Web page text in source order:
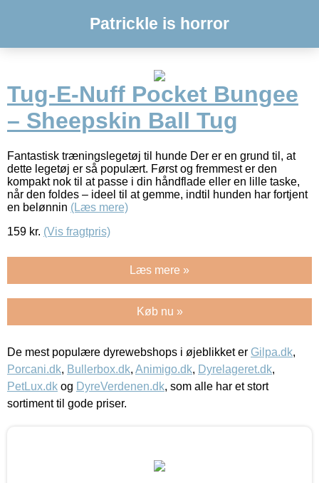
Patrickle is horror
Tug-E-Nuff Pocket Bungee
– Sheepskin Ball Tug
Fantastisk træningslegetøj til hunde Der er en grund til, at
dette legetøj er så populært. Først og fremmest er den
kompakt nok til at passe i din håndflade eller en lille taske,
når den foldes – ideel til at gemme, indtil hunden har fortjent
en belønnin (Læs mere)
159 kr. (Vis fragtpris)
Læs mere »
Køb nu »
De mest populære dyrewebshops i øjeblikket er Gilpa.dk,
Porcani.dk, Bullerbox.dk, Animigo.dk, Dyrelageret.dk,
PetLux.dk og DyreVerdenen.dk, som alle har et stort
sortiment til gode priser.